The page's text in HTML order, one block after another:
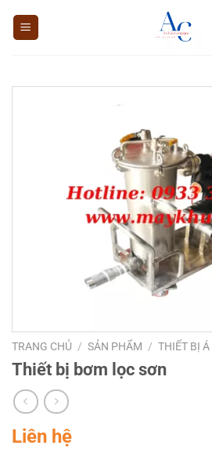
TRANG CHỦ / SẢN PHẨM / THIẾT BỊ Á
Thiết bị bơm lọc sơn
Liên hệ